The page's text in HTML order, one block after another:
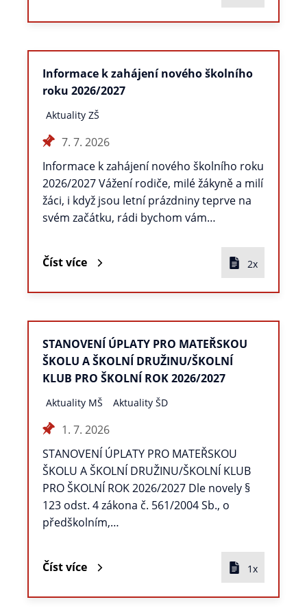
Informace k zahájení nového školního
roku 2026/2027
Aktuality ZŠ
7. 7. 2026
Informace k zahájení nového školního roku
2026/2027 Vážení rodiče, milé žákyně a milí
žáci, i když jsou letní prázdniny teprve na
svém začátku, rádi bychom vám…
Číst více 2x
STANOVENÍ ÚPLATY PRO MATEŘSKOU
ŠKOLU A ŠKOLNÍ DRUŽINU/ŠKOLNÍ
KLUB PRO ŠKOLNÍ ROK 2026/2027
Aktuality MŠ Aktuality ŠD
1. 7. 2026
STANOVENÍ ÚPLATY PRO MATEŘSKOU
ŠKOLU A ŠKOLNÍ DRUŽINU/ŠKOLNÍ KLUB
PRO ŠKOLNÍ ROK 2026/2027 Dle novely §
123 odst. 4 zákona č. 561/2004 Sb., o
předškolním,…
Číst více 1x